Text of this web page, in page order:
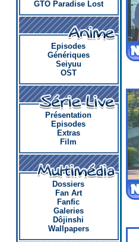
GTO Paradise Lost
Episodes
Génériques
Seiyuu
OST
Présentation
Episodes
Extras
Film
Dossiers
Fan Art
Fanfic
Galeries
Dôjinshi
Wallpapers